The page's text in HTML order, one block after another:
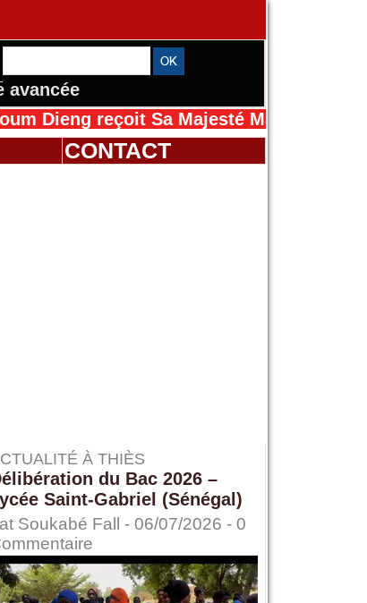
avancée
reçoit Sa Majesté Mansah Cissé au
CONTACT
À THIÈS
du Bac 2026 –
Saint-Gabriel (Sénégal)
Soukabé Fall - 06/07/2026 - 0